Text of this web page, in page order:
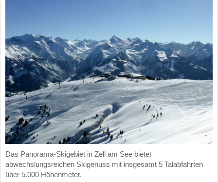
Das Panorama-Skigebiet in Zell am See bietet
abwechslungsreichen Skigenuss mit insgesamt 5 Talabfahrten
über 5.000 Höhenmeter.